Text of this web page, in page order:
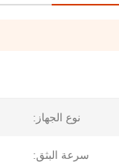
نوع الجهاز:
سرعة البثق: